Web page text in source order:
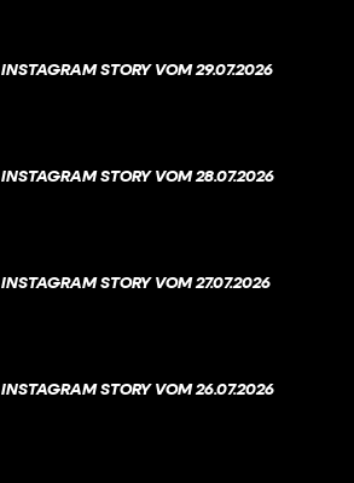
INSTAGRAM STORY VOM 29.07.2026
INSTAGRAM STORY VOM 28.07.2026
INSTAGRAM STORY VOM 27.07.2026
INSTAGRAM STORY VOM 26.07.2026